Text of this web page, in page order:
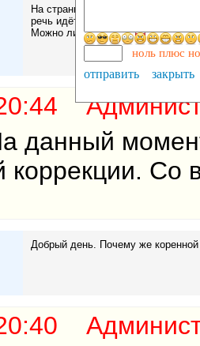
ноль плюс
отправить закрыть
На странице Купчинская
речь идёт о сериях домов)
Можно ли это кака-то подправить?
данный
Со
Добрый день. Почему же коренной